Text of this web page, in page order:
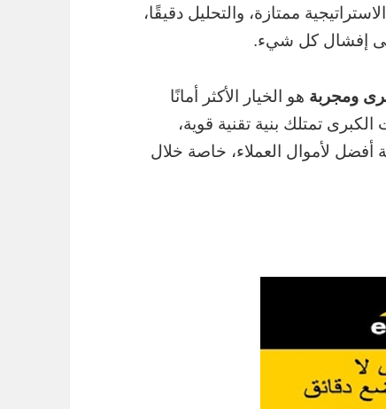
ممتازة، والتحليل دقيقًا،
إفشال كل شيء.
ومجربة هو الخيار الأكثر أمانًا
تمتلك بنية تقنية قوية،
أفضل لأموال العملاء، خاصة خلال